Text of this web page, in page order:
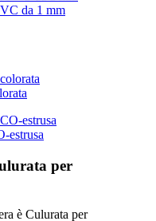
da 1 mm
estrusa
per